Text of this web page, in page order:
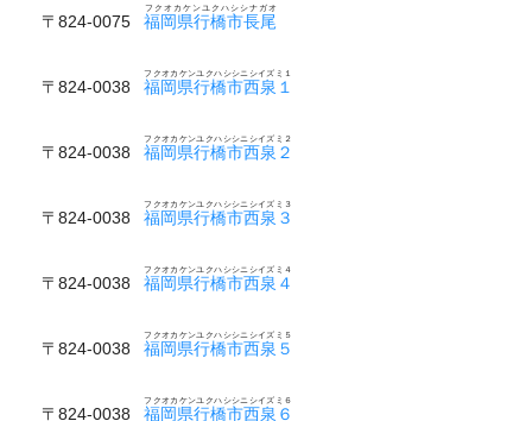
〒824-0075 福岡県行橋市長尾
フクオカケンユクハシシナガオ
〒824-0038 福岡県行橋市西泉１
フクオカケンユクハシシニシイズミ１
〒824-0038 福岡県行橋市西泉２
フクオカケンユクハシシニシイズミ２
〒824-0038 福岡県行橋市西泉３
フクオカケンユクハシシニシイズミ３
〒824-0038 福岡県行橋市西泉４
フクオカケンユクハシシニシイズミ４
〒824-0038 福岡県行橋市西泉５
フクオカケンユクハシシニシイズミ５
〒824-0038 福岡県行橋市西泉６
フクオカケンユクハシシニシイズミ６